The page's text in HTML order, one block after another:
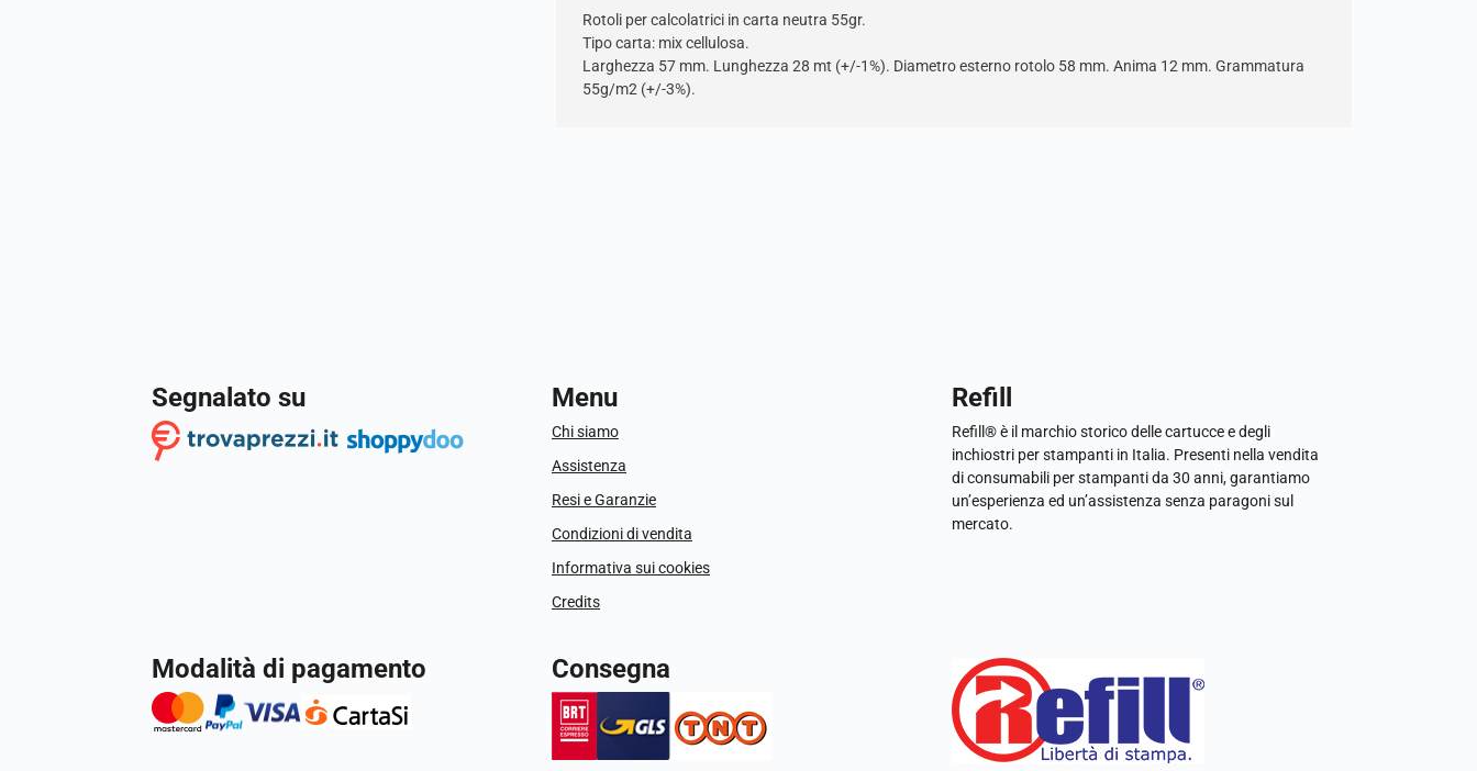
Rotoli per calcolatrici in carta neutra 55gr.
Tipo carta: mix cellulosa.
Larghezza 57 mm. Lunghezza 28 mt (+/-1%). Diametro esterno rotolo 58 mm. Anima 12 mm. Grammatura
55g/m2 (+/-3%).
Segnalato su Menu
Chi siamo
Assistenza
Resi e Garanzie
Condizioni di vendita
Informativa sui cookies
Credits
Refill
Refill® è il marchio storico delle cartucce e degli
inchiostri per stampanti in Italia. Presenti nella vendita
di consumabili per stampanti da 30 anni, garantiamo
un’esperienza ed un’assistenza senza paragoni sul
mercato.
Modalità di pagamento Consegna